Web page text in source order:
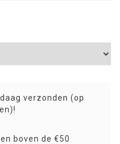
verzonden (op
boven de €50